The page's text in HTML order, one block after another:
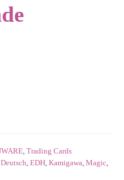
, Trading Cards
Deutsch, EDH, Kamigawa, Magic,